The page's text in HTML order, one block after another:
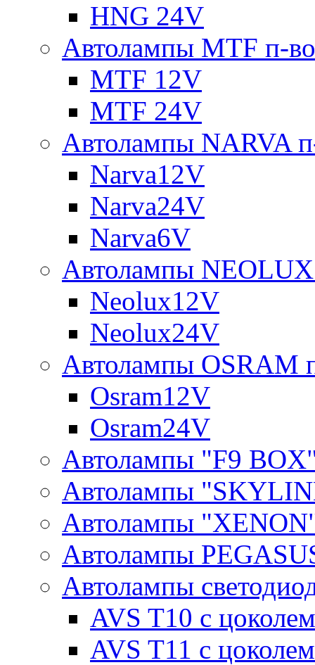
HNG 24V
Автолампы MTF п-
MTF 12V
MTF 24V
Автолампы NARVA
Narva12V
Narva24V
Narva6V
Автолампы
Neolux12V
Neolux24V
Автолампы OSRAM
Osram12V
Osram24V
Автолампы "F9
Автолампы
Автолампы
Автолампы
Автолампы
AVS T10 с
AVS T11 с